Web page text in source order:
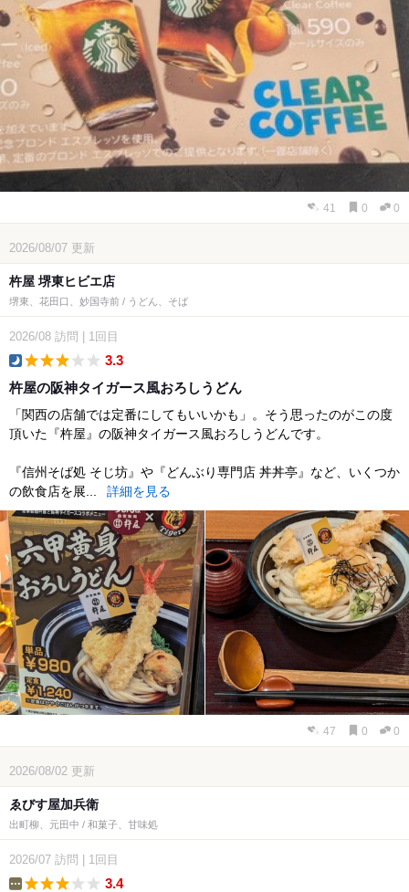
41 0 0
2026/08/07 更新
杵屋 堺東ヒビエ店
堺東、花田口、妙国寺前 / うどん、そば
2026/08 訪問 1回目
3.3
杵屋の阪神タイガース風おろしうどん
「関西の店舗では定番にしてもいいかも」。そう思ったのがこの度
頂いた『杵屋』の阪神タイガース風おろしうどんです。
『信州そば処 そじ坊』や『どんぶり専門店 丼丼亭』など、いくつか
の飲食店を展...
詳細を見る
47 0 0
2026/08/02 更新
ゑびす屋加兵衛
出町柳、元田中 / 和菓子、甘味処
2026/07 訪問 | 1回目
3.4